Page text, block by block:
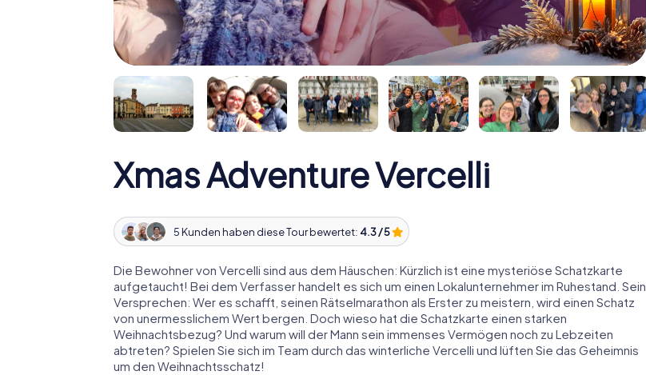
Xmas Adventure Vercelli
5 Kunden haben diese Tour bewertet: 4.3 / 5
Die Bewohner von Vercelli sind aus dem Häuschen: Kürzlich ist eine mysteriöse Schatzkarte
aufgetaucht! Bei dem Verfasser handelt es sich um einen Lokalunternehmer im Ruhestand. Sein
Versprechen: Wer es schafft, seinen Rätselmarathon als Erster zu meistern, wird einen Schatz
von unermesslichem Wert bergen. Doch wieso hat die Schatzkarte einen starken
Weihnachtsbezug? Und warum will der Mann sein immenses Vermögen noch zu Lebzeiten
abtreten? Spielen Sie sich im Team durch das winterliche Vercelli und lüften Sie das Geheimnis
um den Weihnachtsschatz!